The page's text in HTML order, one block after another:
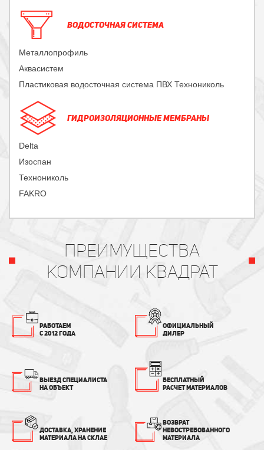
ВОДОСТОЧНАЯ СИСТЕМА
Металлопрофиль
Аквасистем
Пластиковая водосточная система ПВХ Технониколь
ГИДРОИЗОЛЯЦИОННЫЕ МЕМБРАНЫ
Delta
Изоспан
Технониколь
FAKRO
ПРЕИМУЩЕСТВА
КОМПАНИИ КВАДРАТ
РАБОТАЕМ
С 2012 ГОДА
ОФИЦИАЛЬНЫЙ
ДИЛЕР
ВЫЕЗД СПЕЦИАЛИСТА
НА ОБЪЕКТ
БЕСПЛАТНЫЙ
РАСЧЕТ МАТЕРИАЛОВ
ДОСТАВКА, ХРАНЕНИЕ
МАТЕРИАЛА НА СКЛАЕ
ВОЗВРАТ
НЕВОСТРЕБОВАННОГО
МАТЕРИАЛА